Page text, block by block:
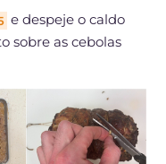
e despeje o caldo
sobre as cebolas